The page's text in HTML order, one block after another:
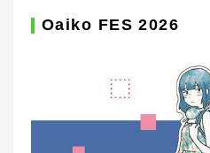
Oaiko FES 2026